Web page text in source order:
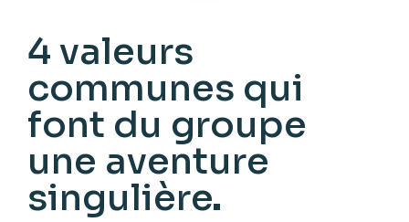
4 valeurs
communes qui
font du groupe
une aventure
singulière